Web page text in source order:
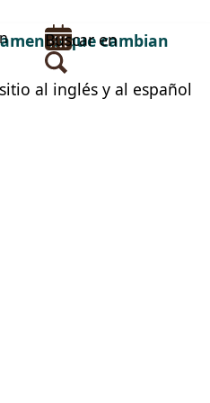
que cambian
Buscar en
al inglés y al español